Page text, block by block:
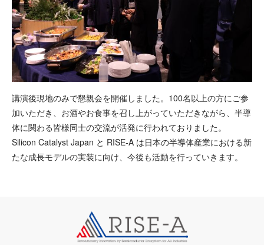
講演後現地のみで懇親会を開催しました。100名以上の方にご参
加いただき、お酒やお食事を召し上がっていただきながら、半導
体に関わる皆様同士の交流が活発に行われておりました。
Silicon Catalyst Japan と RISE‑A は日本の半導体産業における新
たな成長モデルの実装に向け、今後も活動を行っていきます。